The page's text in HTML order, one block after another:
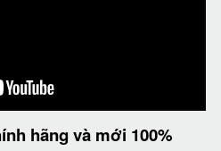
hãng và mới 100%